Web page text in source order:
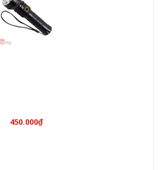
450.000₫